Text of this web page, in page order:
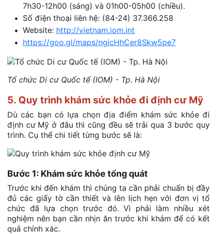
7h30-12h00 (sáng) và 01h00-05h00 (chiều).
Số điện thoại liên hệ: (84-24) 37.366.258
Website: http://vietnam.iom.int
https://goo.gl/maps/ngjcHhCer8Skw5pe7
Tổ chức Di cư Quốc tế (IOM) - Tp. Hà Nội
5. Quy trình khám sức khỏe đi định cư Mỹ
Dù các bạn có lựa chọn địa điểm khám sức khỏe đi
định cư Mỹ ở đâu thì cũng đều sẽ trải qua 3 bước quy
trình. Cụ thể chi tiết từng bước sẽ là:
Bước 1: Khám sức khỏe tổng quát
Trước khi đến khám thì chúng ta cần phải chuẩn bị đầy
đủ các giấy tờ cần thiết và lên lịch hẹn với đơn vị tổ
chức đã lựa chọn trước đó. Vì phải làm nhiều xét
nghiệm nên bạn cần nhịn ăn trước khi khám để có kết
quả chính xác.